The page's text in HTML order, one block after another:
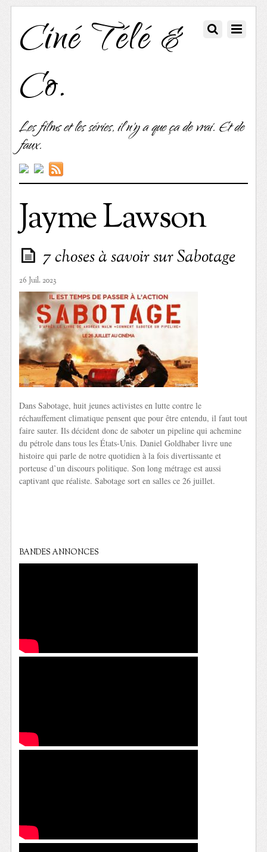
Ciné Télé &
Co.
Les films et les séries, il n'y a que ça de vrai. Et de
faux.
Jayme Lawson
7 choses à savoir sur Sabotage
26 Juil. 2023
Dans Sabotage, huit jeunes activistes en lutte contre le
réchauffement climatique pensent que pour être entendu, il faut tout
faire sauter. Ils décident donc de saboter un pipeline qui achemine
du pétrole dans tous les États-Unis. Daniel Goldhaber livre une
histoire qui parle de notre quotidien à la fois divertissante et
porteuse d’un discours politique. Son long métrage est aussi
captivant que réaliste. Sabotage sort en salles ce 26 juillet.
BANDES ANNONCES